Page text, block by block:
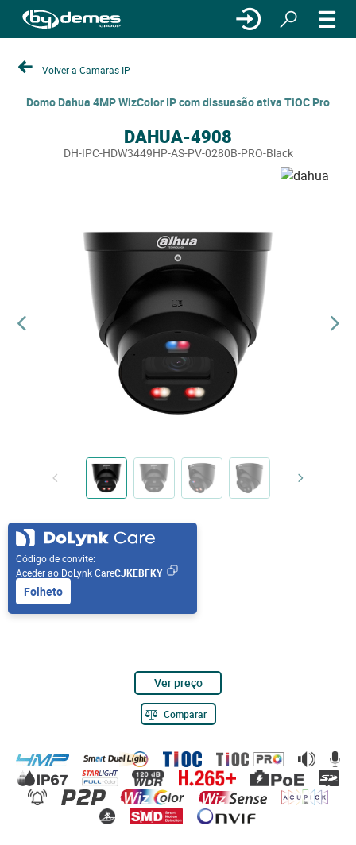
Volver a Camaras IP
Domo Dahua 4MP WizColor IP com dissuasão ativa TiOC Pro
DAHUA-4908
DH-IPC-HDW3449HP-AS-PV-0280B-PRO-Black
Código de convite:
Aceder ao DoLynk CareCJKEBFKY
Folheto
Ver preço
Comparar